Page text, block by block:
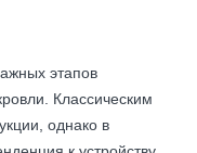
этапов
Классическим
однако в